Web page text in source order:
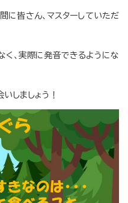
に皆さん、マスターしていただ
く、実際に発音できるようにな
しましょう！